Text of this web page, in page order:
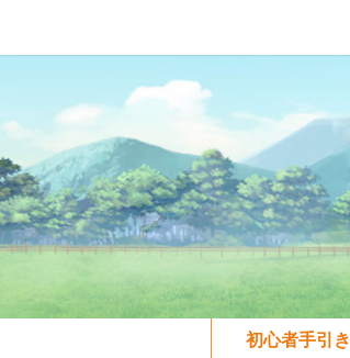
初心者手引き